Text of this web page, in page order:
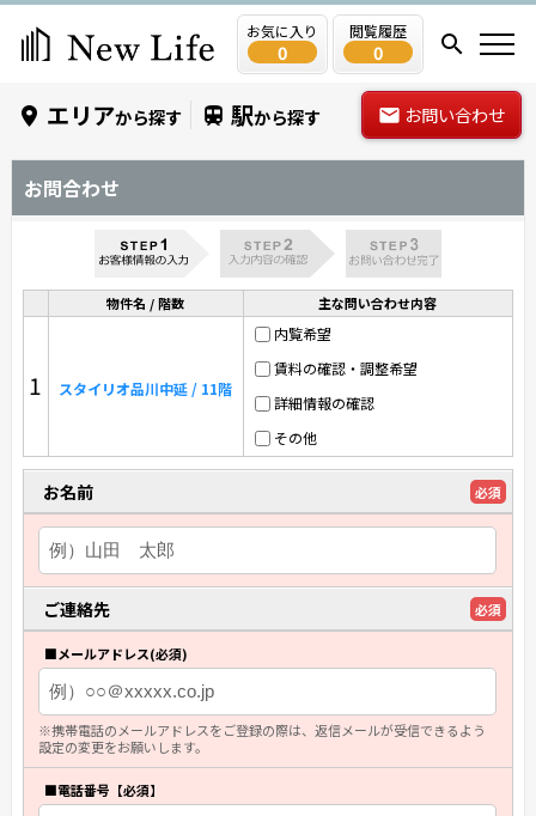
お気に入り
0
閲覧履歴
0
エリアから探す 駅から探す お問い合わせ
お問合わせ
物件名 / 階数 主な問い合わせ内容
1 スタイリオ品川中延 / 11階
内覧希望
賃料の確認・調整希望
詳細情報の確認
その他
お名前 必須
ご連絡先 必須
■メールアドレス(必須)
※携帯電話のメールアドレスをご登録の際は、返信メールが受信できるよう
設定の変更をお願いします。
■電話番号【必須】